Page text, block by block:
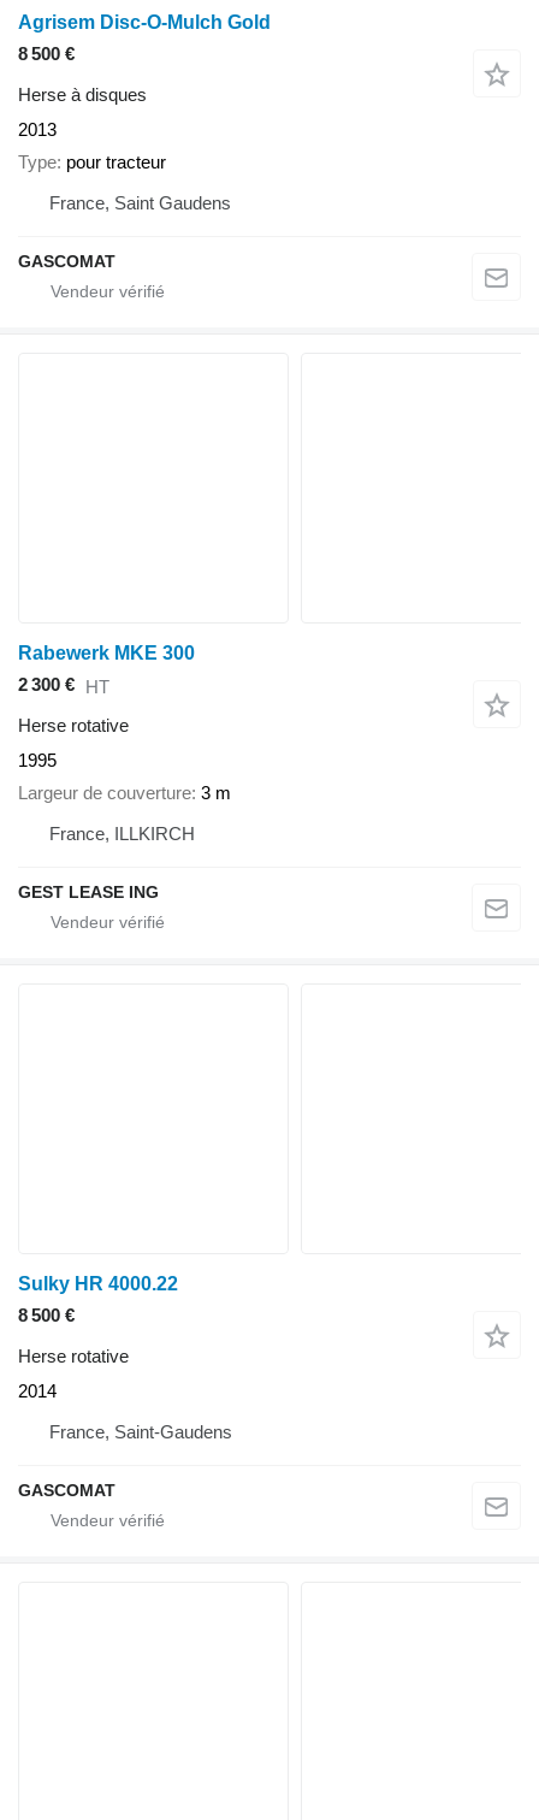
Agrisem Disc-O-Mulch Gold
8 500 €
Herse à disques
2013
Type pour tracteur
France, Saint Gaudens
GASCOMAT
Rabewerk MKE 300
2 300 € HT
Herse rotative
1995
Largeur de couverture 3 m
France, ILLKIRCH
GEST LEASE ING
Sulky HR 4000.22
8 500 €
Herse rotative
2014
France, Saint-Gaudens
GASCOMAT